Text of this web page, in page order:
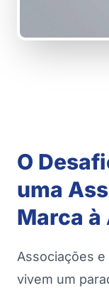
O
uma
Marca à
Associações
vivem um